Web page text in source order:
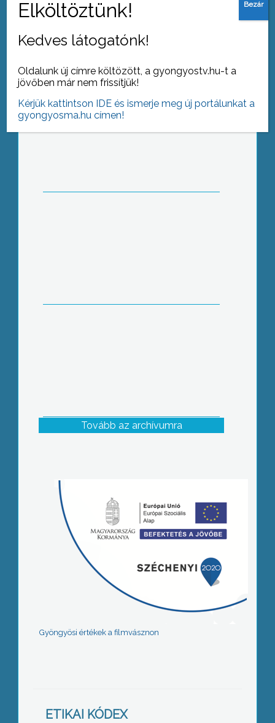
A Berze is csatlakozott
Tovább az archívumra
Gyöngyösi értékek a filmvásznon
ETIKAI KÓDEX
Kedves látogatónk!
Oldalunk új címre költözött, a gyongyostv.hu-t a
jövőben már nem frissítjük!
Kérjük kattintson IDE és ismerje meg új portálunkat a
gyongyosma.hu címen!